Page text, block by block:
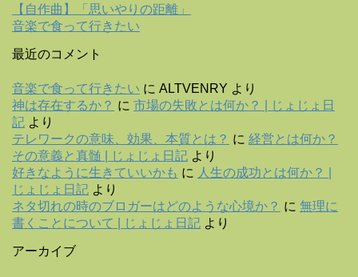
【自作曲】「思いやりの距離」
音楽で食って行きたい
最近のコメント
音楽で食って行きたい に ALTVENRY より
神は存在するか？ に 市場の失敗とは何か？ | じょじょ日
記 より
テレワークの意味、効果、本質とは？ に 経営とは何か？
その意義と真髄 | じょじょ日記 より
好きなように生きていいかも に 人生の成功とは何か？ |
じょじょ日記 より
ネタ切れの時のブロガーはどのような心境か？ に 無理に
書くことについて | じょじょ日記 より
アーカイブ